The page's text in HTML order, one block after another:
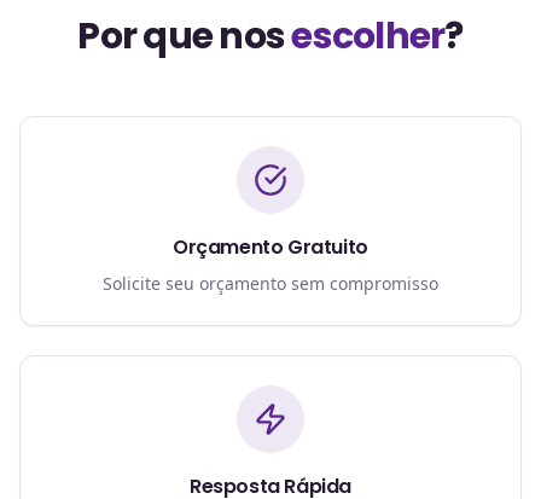
Por que nosescolher?
Orçamento Gratuito
Solicite seu orçamento sem compromisso
Resposta Rápida